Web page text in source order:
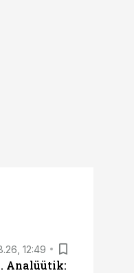
12:49
Analüütik: